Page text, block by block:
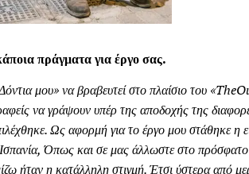
πράγματα για έργο σας.
μου» να βραβευτεί στο πλαίσιο του «The
να γράψουν υπέρ της αποδοχής της
Ως αφορμή για το έργο μου στάθηκε η
Ισπανία, Όπως και σε μας άλλωστε στο
ήταν η κατάλληλη στιγμή. Έτσι ύστερα από